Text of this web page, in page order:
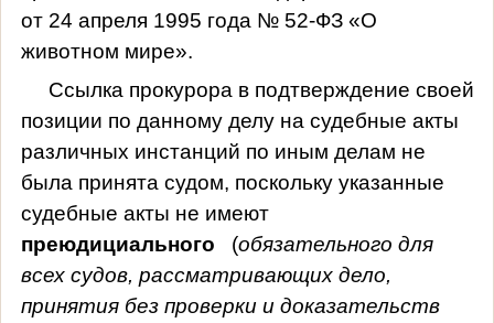
от 24 апреля 1995 года № 52-ФЗ «О
животном мире».
Ссылка прокурора в подтверждение своей
позиции по данному делу на судебные акты
различных инстанций по иным делам не
была принята судом, поскольку указанные
судебные акты не имеют
преюдициального
(обязательного для
всех судов, рассматривающих дело,
принятия без проверки и доказательств